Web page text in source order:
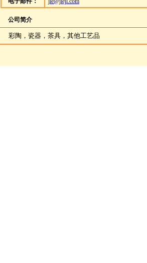
公司简介
彩陶，瓷器，茶具，其他工艺品